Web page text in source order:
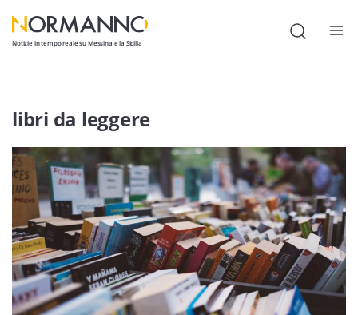
Notizie in tempo reale su Messina e la Sicilia
Attualità
Cronaca
Politica
Cultura
Lavoro
Società
Economia
libri da leggere